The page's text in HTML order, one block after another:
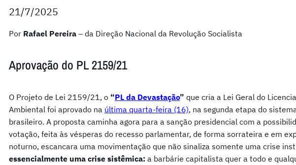
21/7/2025
Por Rafael Pereira – da Direção Nacional da Revolução Socialista
Aprovação do PL 2159/21
O Projeto de Lei 2159/21, o “PL da Devastação” que cria a Lei Geral do
Ambiental foi aprovado na última quarta-feira (16), na segunda etapa do
brasileiro. A proposta caminha agora para a sanção presidencial com a
votação, feita às vésperas do recesso parlamentar, de forma sorrateira e em
noturno, escancara uma movimentação que não sinaliza somente uma crise
essencialmente uma crise sistêmica: a barbárie capitalista quer a todo e